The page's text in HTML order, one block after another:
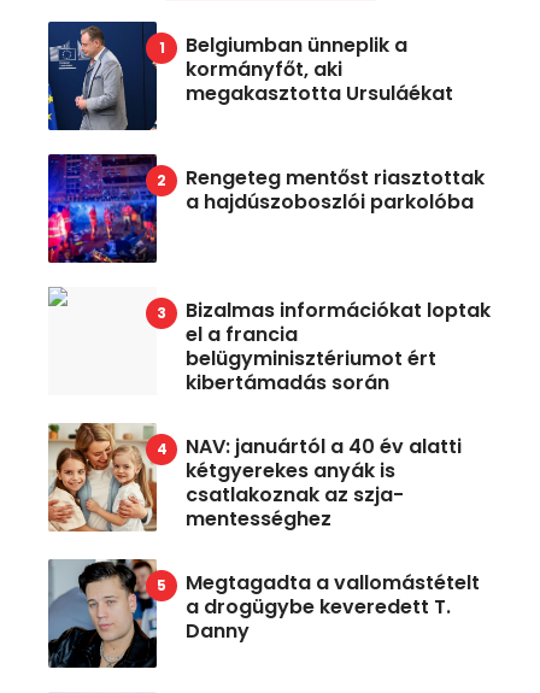
Belgiumban ünneplik a
kormányfőt, aki
megakasztotta Ursuláékat
Rengeteg mentőst riasztottak
a hajdúszoboszlói parkolóba
Bizalmas információkat loptak
el a francia
belügyminisztériumot ért
kibertámadás során
NAV: januártól a 40 év alatti
kétgyerekes anyák is
csatlakoznak az szja-
mentességhez
Megtagadta a vallomástételt
a drogügybe keveredett T.
Danny